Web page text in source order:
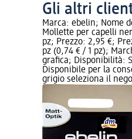
Gli altri
Marca: ebelin; Nome
Mollette per capelli
pz; Prezzo: 2,95 €;
pz (0,74 € / 1 pz);
grafica; Disponibilità:
Disponibile per la
grigio seleziona il